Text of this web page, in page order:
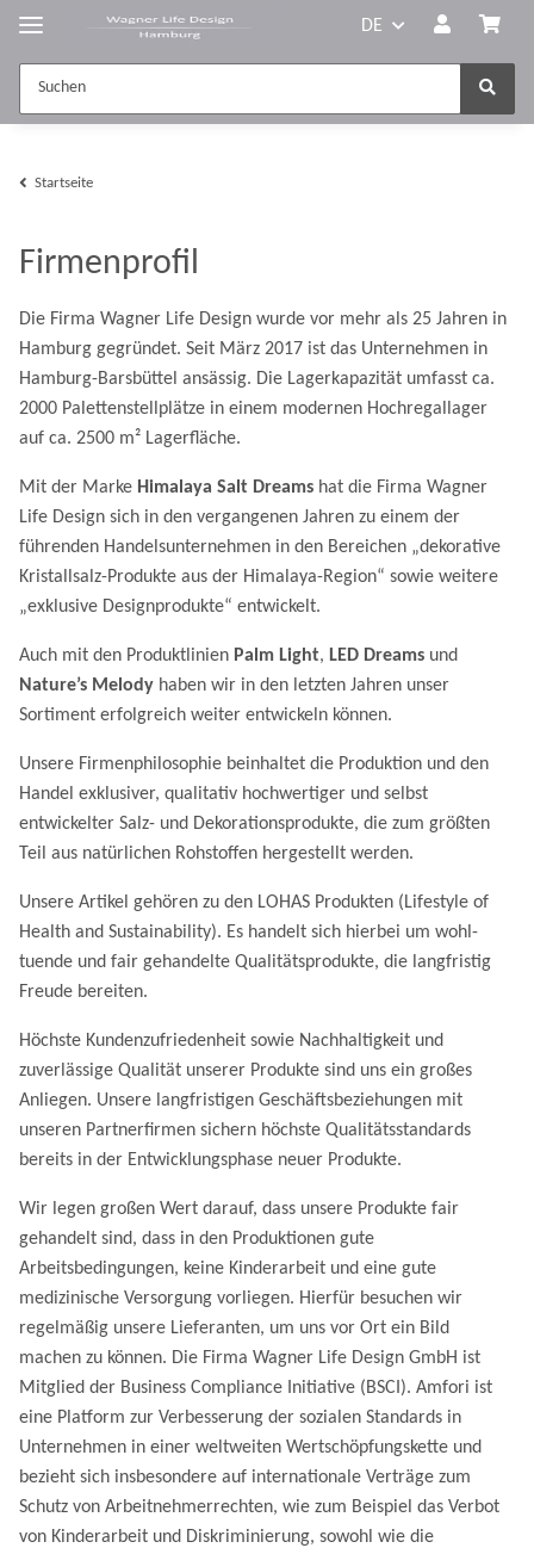
DE
Startseite
Firmenprofil
Die Firma Wagner Life Design wurde vor mehr als 25 Jahren in
Hamburg gegründet. Seit März 2017 ist das Unternehmen in
Hamburg-Barsbüttel ansässig. Die Lagerkapazität umfasst ca.
2000 Palettenstellplätze in einem modernen Hochregal­lager
auf ca. 2500 m² Lagerfläche.
Mit der Marke Himalaya Salt Dreams hat die Firma Wagner
Life Design sich in den vergangenen Jahren zu einem der
führenden Handelsunternehmen in den Bereichen „dekorative
Kristallsalz-Produkte aus der Himalaya-Region“ sowie weitere
„exklusive Designprodukte“ entwickelt.
Auch mit den Produktlinien Palm Light, LED Dreams und
Nature’s Melody haben wir in den letzten Jahren unser
Sortiment erfolgreich weiter entwickeln können.
Unsere Firmenphilosophie beinhaltet die Produktion und den
Handel exklusiver, qualitativ hochwertiger und selbst
entwickelter Salz- und Dekorations­produkte, die zum größten
Teil aus natürlichen Rohstoffen hergestellt werden.
Unsere Artikel gehören zu den LOHAS Produkten (Lifestyle of
Health and Sustainability). Es handelt sich hierbei um wohl­
tuende und fair gehandelte Qualitätsprodukte, die lang­fristig
Freude bereiten.
Höchste Kundenzufriedenheit sowie Nachhaltigkeit und
zuverlässige Qualität unserer Produkte sind uns ein großes
Anliegen. Unsere langfristigen Geschäftsbeziehungen mit
unseren Partnerfirmen sichern höchste Qualitätsstandards
bereits in der Entwicklungsphase neuer Produkte.
Wir legen großen Wert darauf, dass unsere Produkte fair
gehandelt sind, dass in den Produktionen gute
Arbeitsbedingungen, keine Kinderarbeit und eine gute
medizinische Versorgung vorliegen. Hierfür besuchen wir
regelmäßig unsere Lieferanten, um uns vor Ort ein Bild
machen zu können. Die Firma Wagner Life Design GmbH ist
Mitglied der Business Compliance Initiative (BSCI). Amfori ist
eine Platform zur Verbesserung der sozialen Standards in
Unternehmen in einer weltweiten Wertschöpfungskette und
bezieht sich insbesondere auf internationale Verträge zum
Schutz von Arbeitnehmerrechten, wie zum Beispiel das Verbot
von Kinder­arbeit und Diskriminierung, sowohl wie die